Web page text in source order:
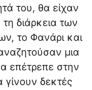
του, θα είχαν
διάρκεια των
το Φανάρι και
μια
επέτρεπε στην
γίνουν δεκτές